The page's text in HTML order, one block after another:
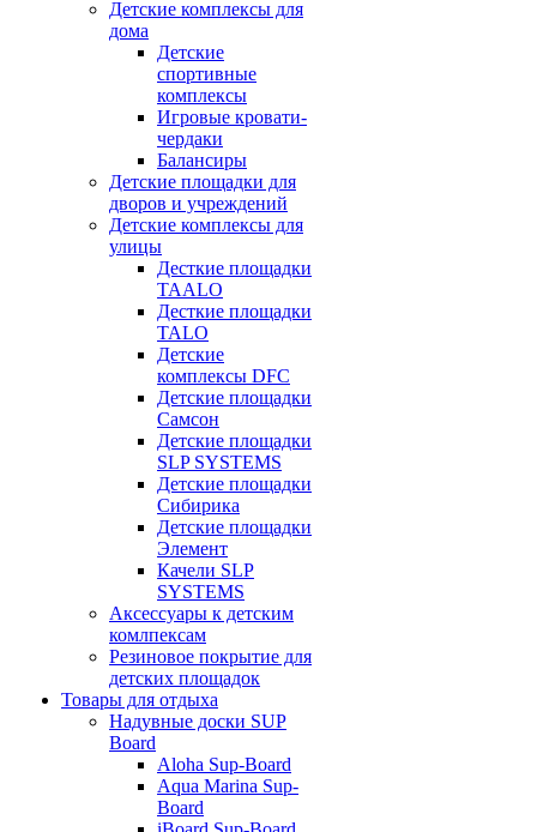
Детские комплексы для
дома
Детские
спортивные
комплексы
Игровые кровати-
чердаки
Балансиры
Детские площадки для
дворов и учреждений
Детские комплексы для
улицы
Десткие площадки
TAALO
Десткие площадки
TALO
Детские
комплексы DFC
Детские площадки
Самсон
Детские площадки
SLP SYSTEMS
Детские площадки
Сибирика
Детские площадки
Элемент
Качели SLP
SYSTEMS
Аксессуары к детским
комлпексам
Резиновое покрытие для
детских площадок
Товары для отдыха
Надувные доски SUP
Board
Aloha Sup-Board
Aqua Marina Sup-
Board